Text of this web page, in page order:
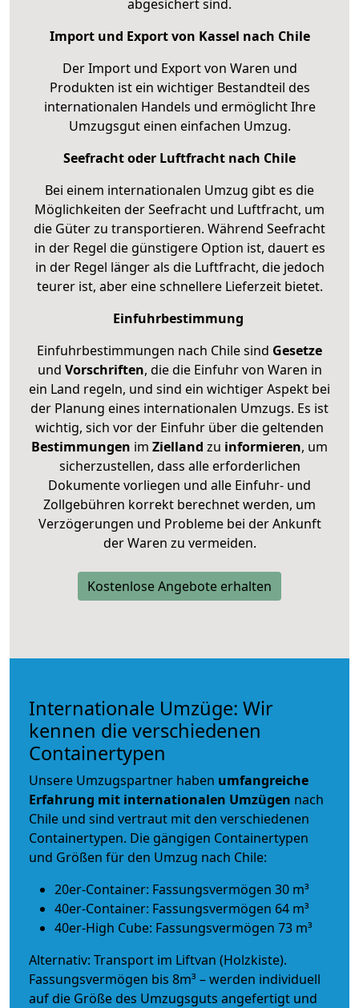
abgesichert sind.
Import und Export von Kassel nach Chile
Der Import und Export von Waren und
Produkten ist ein wichtiger Bestandteil des
internationalen Handels und ermöglicht Ihre
Umzugsgut einen einfachen Umzug.
Seefracht oder Luftfracht nach Chile
Bei einem internationalen Umzug gibt es die
Möglichkeiten der Seefracht und Luftfracht, um
die Güter zu transportieren. Während Seefracht
in der Regel die günstigere Option ist, dauert es
in der Regel länger als die Luftfracht, die jedoch
teurer ist, aber eine schnellere Lieferzeit bietet.
Einfuhrbestimmung
Einfuhrbestimmungen nach Chile sind Gesetze
und Vorschriften, die die Einfuhr von Waren in
ein Land regeln, und sind ein wichtiger Aspekt bei
der Planung eines internationalen Umzugs. Es ist
wichtig, sich vor der Einfuhr über die geltenden
Bestimmungen im Zielland zu informieren, um
sicherzustellen, dass alle erforderlichen
Dokumente vorliegen und alle Einfuhr- und
Zollgebühren korrekt berechnet werden, um
Verzögerungen und Probleme bei der Ankunft
der Waren zu vermeiden.
Kostenlose Angebote erhalten
Internationale Umzüge: Wir
kennen die verschiedenen
Containertypen
Unsere Umzugspartner haben umfangreiche
Erfahrung mit internationalen Umzügen nach
Chile und sind vertraut mit den verschiedenen
Containertypen. Die gängigen Containertypen
und Größen für den Umzug nach Chile:
20er-Container: Fassungsvermögen 30 m³
40er-Container: Fassungsvermögen 64 m³
40er-High Cube: Fassungsvermögen 73 m³
Alternativ: Transport im Liftvan (Holzkiste).
Fassungsvermögen bis 8m³ – werden individuell
auf die Größe des Umzugsguts angefertigt und